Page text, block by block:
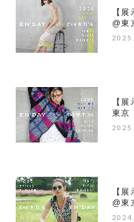
【
@東
【
東京
【
@東